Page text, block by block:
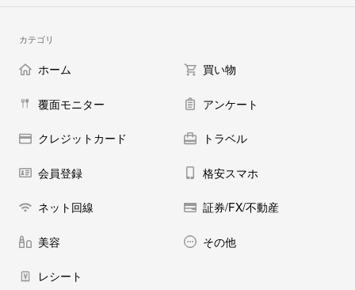
カテゴリ
ホーム 買い物
覆面モニター アンケート
クレジットカード トラベル
会員登録 格安スマホ
ネット回線 証券/FX/不動産
美容 その他
レシート